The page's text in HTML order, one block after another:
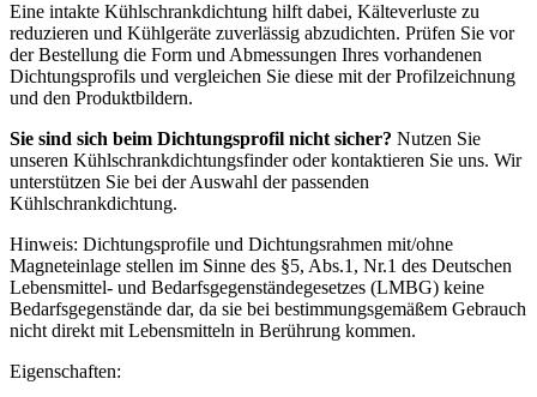
Eine intakte Kühlschrankdichtung hilft dabei, Kälteverluste zu
reduzieren und Kühlgeräte zuverlässig abzudichten. Prüfen Sie vor
der Bestellung die Form und Abmessungen Ihres vorhandenen
Dichtungsprofils und vergleichen Sie diese mit der Profilzeichnung
und den Produktbildern.
Sie sind sich beim Dichtungsprofil nicht sicher? Nutzen Sie
unseren Kühlschrankdichtungsfinder oder kontaktieren Sie uns. Wir
unterstützen Sie bei der Auswahl der passenden
Kühlschrankdichtung.
Hinweis: Dichtungsprofile und Dichtungsrahmen mit/ohne
Magneteinlage stellen im Sinne des §5, Abs.1, Nr.1 des Deutschen
Lebensmittel- und Bedarfsgegenständegesetzes (LMBG) keine
Bedarfsgegenstände dar, da sie bei bestimmungsgemäßem Gebrauch
nicht direkt mit Lebensmitteln in Berührung kommen.
Eigenschaften: